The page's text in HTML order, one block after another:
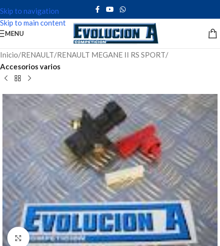
Skip to navigation
Skip to main content
MENU
Inicio RENAULT RENAULT MEGANE II RS SPORT
Accesorios varios
Click to enlarge